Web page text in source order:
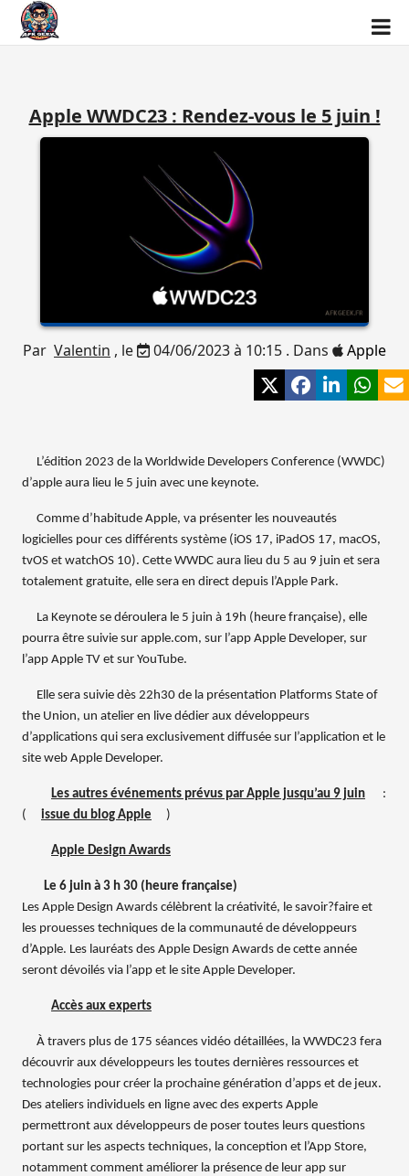
Apple WWDC23 : Rendez-vous le 5 juin !
Par Valentin , le 04/06/2023 à 10:15 . Dans Apple
L’édition 2023 de la Worldwide Developers Conference (WWDC)
d’apple aura lieu le 5 juin avec une keynote.
Comme d’habitude Apple, va présenter les nouveautés
logicielles pour ces différents système (iOS 17, iPadOS 17, macOS,
tvOS et watchOS 10). Cette WWDC aura lieu du 5 au 9 juin et sera
totalement gratuite, elle sera en direct depuis l’Apple Park.
La Keynote se déroulera le 5 juin à 19h (heure française), elle
pourra être suivie sur apple.com, sur l’app Apple Developer, sur
l’app Apple TV et sur YouTube.
Elle sera suivie dès 22h30 de la présentation Platforms State of
the Union, un atelier en live dédier aux développeurs
d’applications qui sera exclusivement diffusée sur l’application et le
site web Apple Developer.
Les autres événements prévus par Apple jusqu’au 9 juin
:
(
issue du blog Apple )
Apple Design Awards
Le 6 juin à 3 h 30 (heure française)
Les Apple Design Awards célèbrent la créativité, le savoir?faire et
les prouesses techniques de la communauté de développeurs
d’Apple. Les lauréats des Apple Design Awards de cette année
seront dévoilés via l’app et le site Apple Developer.
Accès aux experts
À travers plus de 175 séances vidéo détaillées, la WWDC23 fera
découvrir aux développeurs les toutes dernières ressources et
technologies pour créer la prochaine génération d’apps et de jeux.
Des ateliers individuels en ligne avec des experts Apple
permettront aux développeurs de poser toutes leurs questions
portant sur les aspects techniques, la conception et l’App Store,
notamment comment améliorer la présence de leur app sur